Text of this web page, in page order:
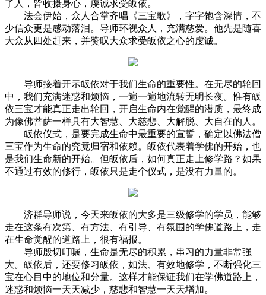
了人，皆收摄身心，虔诚求受皈依。
法会伊始，众人合掌齐唱《三宝歌》，字字饱含深情，不
少信众更是感动落泪。导师环视众人，充满慈爱。他先是随喜
大众从四处赶来，并赞叹大众求受皈依之心的虔诚。
导师接着开示皈依对于我们生命的重要性。在无尽的轮回
中，我们充满迷惑和烦恼，一遍一遍地流转无明长夜。惟有皈
依三宝才能真正走出轮回，开启生命内在觉醒的潜质，最终成
为像佛菩萨一样具有大智慧、大慈悲、大解脱、大自在的人。
皈依仪式，是要完成生命中最重要的宣誓，确定以佛法僧
三宝作为生命的究竟归宿和依赖。皈依代表着学佛的开始，也
是我们生命新的开始。但皈依后，如何真正走上修学路？如果
不通过有效的修行，皈依只是走个仪式，是没有力量的。
济群导师说，今天来皈依的大多是三级修学的学员，能够
走在这条有次第、有方法、有引导、有氛围的学佛道路上，走
在生命觉醒的道路上，很有福报。
导师殷切叮嘱，生命是无尽的积累，串习的力量非常强
大。皈依后，还要修习皈依，如法、有效地修学，不断强化三
宝在心目中的地位和分量。这样才能保证我们在学佛道路上，
迷惑和烦恼一天天减少，慈悲和智慧一天天增加。